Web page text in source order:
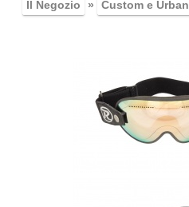
Il Negozio » Custom e Urban